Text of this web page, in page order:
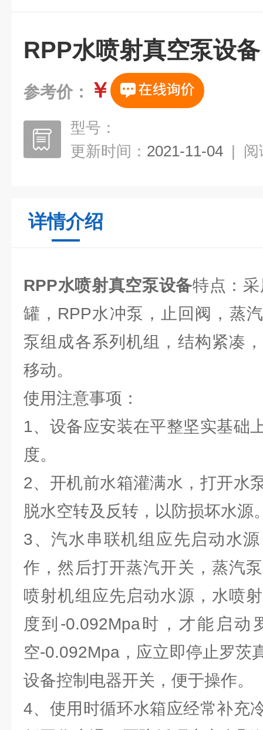
RPP水喷射真空泵设备
参考价： ￥
型号：
更新时间： 2021-11-04 | 阅
详情介绍
RPP水喷射真空泵设备特点：
罐，RPP水冲泵，止回阀，蒸
泵组成各系列机组，结构紧凑
移动。
使用注意事项：
1、设备应安装在平整坚实基础
度。
2、开机前水箱灌满水，打开水
脱水空转及反转，以防损坏水源
3、汽水串联机组应先启动水
作，然后打开蒸汽开关，蒸汽
喷射机组应先启动水源，水喷
度到-0.092Mpa时，才能启动
空-0.092Mpa，应立即停止罗茨
设备控制电器开关，便于操作。
4、使用时循环水箱应经常补充